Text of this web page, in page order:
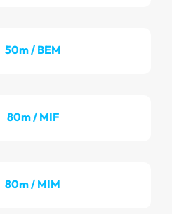
50m / BEM
80m / MIF
80m / MIM